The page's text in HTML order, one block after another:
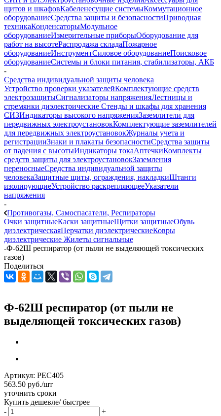
щитов и шкафовКабеленесущие системыКоммутационное
оборудованиеСредства защиты и безопасностиПриводная
техникаКонденсаторыМодульное
оборудованиеИзмерительные приборыОборудование для
работ на высотеРаспродажа складаПожарное
оборудованиеИнструментСиловое оборудованиеПоисковое
оборудованиеСистемы и блоки питания, стабилизаторы, АКБ
-
Средства индивидуальной защиты человека
Устройство проверки указателейКомплектующие средств
электрозащитыСигнализаторы напряженияЛестницы и
стремянки диэлектрические Стенды и шкафы для хранения
СИЗИндикаторы высокого напряженияЗаземлители для
передвижных электроустановокКомплектующие заземлителей
для передвижных электроустановокЖурналы учета и
регистрацииЗнаки и плакаты безопасностиСредства защиты
от падения с высотыИндикаторы токаАптечкиКомплекты
средств защиты для электроустановокЗаземления
переносныеСредства индивидуальной защиты
человекаЗащитные щиты, ограждения, накладкиШтанги
изолирующиеУстройство раскрепляющееУказатели
напряжения
-
Противогазы, Самоспасатели, Респираторы
Очки защитныеКаски защитныеЩитки защитныеОбувь
диэлектрическаяПерчатки диэлектрическиеКовры
диэлектрические Жилеты сигнальные
-Ф-62Ш респиратор (от пыли не выделяющей токсических
газов)
Поделиться
Ф-62Ш респиратор (от пыли не
выделяющей токсических газов)
Артикул: РЕС405
563.50 руб./шт
уточнить сроки
Купить дешевле/ быстрее
-
+